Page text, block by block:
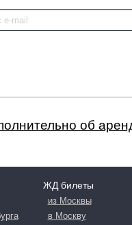
об
ЖД билеты
из Москвы
в Москву